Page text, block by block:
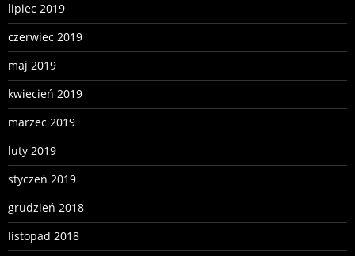
lipiec 2019
czerwiec 2019
maj 2019
kwiecień 2019
marzec 2019
luty 2019
styczeń 2019
grudzień 2018
listopad 2018